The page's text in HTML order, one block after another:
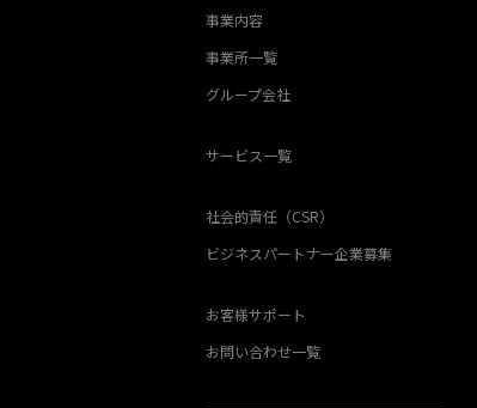
事業内容
事業所一覧
グループ会社
サービス一覧
社会的責任（CSR）
ビジネスパートナー企業募集
お客様サポート
お問い合わせ一覧